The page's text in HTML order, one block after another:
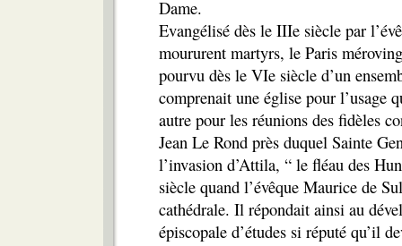
Dame.
Evangélisé dès le IIIe siècle par
moururent martyrs, le Paris
pourvu dès le VIe siècle d’un
comprenait une église pour l’usage
autre pour les réunions des fidèles
Jean Le Rond près duquel Sainte
l’invasion d’Attila, “ le fléau des
siècle quand l’évêque Maurice de
cathédrale. Il répondait ainsi au
épiscopale d’études si réputé qu’il